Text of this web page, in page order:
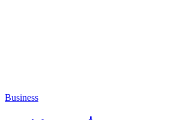
Business